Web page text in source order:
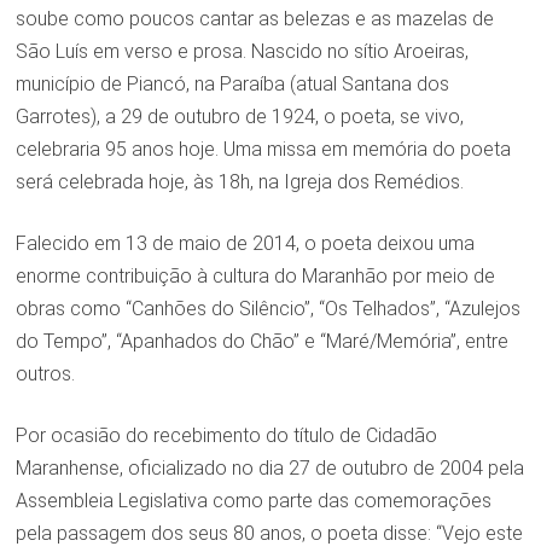
soube como poucos cantar as belezas e as mazelas de
São Luís em verso e prosa. Nascido no sítio Aroeiras,
município de Piancó, na Paraíba (atual Santana dos
Garrotes), a 29 de outubro de 1924, o poeta, se vivo,
celebraria 95 anos hoje. Uma missa em memória do poeta
será celebrada hoje, às 18h, na Igreja dos Remédios.
Falecido em 13 de maio de 2014, o poeta deixou uma
enorme contribuição à cultura do Maranhão por meio de
obras como “Canhões do Silêncio”, “Os Telhados”, “Azulejos
do Tempo”, “Apanhados do Chão” e “Maré/Memória”, entre
outros.
Por ocasião do recebimento do título de Cidadão
Maranhense, oficializado no dia 27 de outubro de 2004 pela
Assembleia Legislativa como parte das comemorações
pela passagem dos seus 80 anos, o poeta disse: “Vejo este